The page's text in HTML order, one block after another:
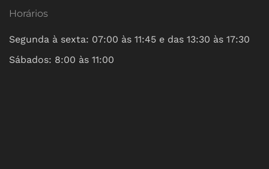
Horários
Segunda à sexta: 07:00 às 11:45 e das 13:30 às 17:30
Sábados: 8:00 às 11:00